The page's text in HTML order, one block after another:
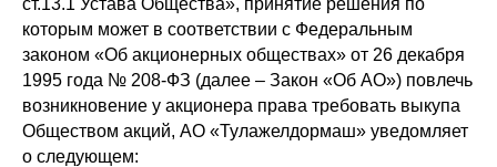
ст.13.1 Устава Общества», принятие решения по
которым может в соответствии с Федеральным
законом «Об акционерных обществах» от 26 декабря
1995 года № 208-ФЗ (далее – Закон «Об АО») повлечь
возникновение у акционера права требовать выкупа
Обществом акций, АО «Тулажелдормаш» уведомляет
о следующем: